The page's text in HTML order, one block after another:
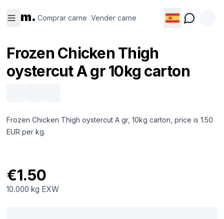
m. Comprar carne Vender carne
carne
carne
Frozen Chicken Thigh
oystercut A gr 10kg carton
Frozen Chicken Thigh oystercut A gr, 10kg carton, price is 1.50
EUR per kg.
€1.50
10.000 kg EXW